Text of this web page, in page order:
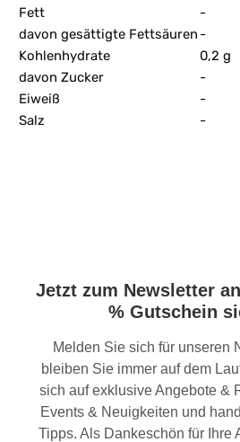
Fett
-
davon gesättigte Fettsäuren -
Kohlenhydrate
0,2 g
davon Zucker
-
Eiweiß
-
Salz
-
Jetzt zum Newsletter
% Gutschein
Melden Sie sich für unseren
bleiben Sie immer auf dem
sich auf exklusive Angebote &
Events & Neuigkeiten und
Tipps. Als Dankeschön für Ihre